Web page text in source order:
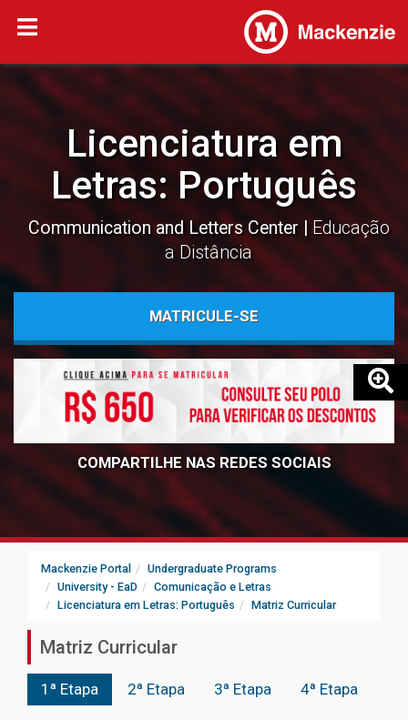
Licenciatura em
Letras: Português
Communication and Letters Center
Educação
a Distância
MATRICULE-SE
COMPARTILHE NAS REDES SOCIAIS
Mackenzie Portal
Undergraduate Programs
University - EaD
Comunicação e Letras
Licenciatura em Letras: Português
Matriz Curricular
Matriz Curricular
1ª Etapa 2ª Etapa 3ª Etapa
4ª Etapa